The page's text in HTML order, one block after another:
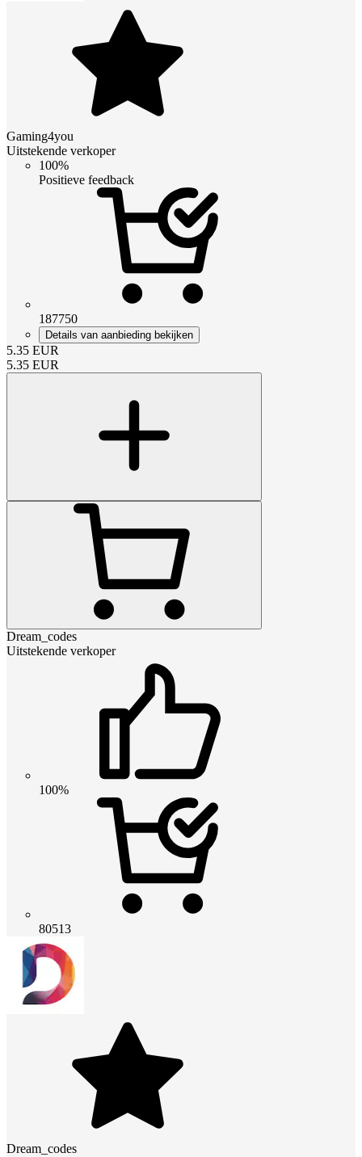
Gaming4you
Uitstekende verkoper
100%
Positieve feedback
187750
Details van aanbieding bekijken
5.35 EUR
5.35 EUR
Dream_codes
Uitstekende verkoper
100%
80513
Dream_codes